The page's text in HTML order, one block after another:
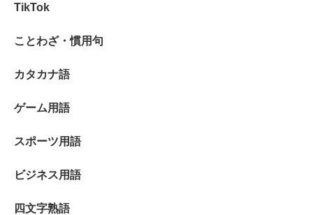
TikTok
ことわざ・慣用句
カタカナ語
ゲーム用語
スポーツ用語
ビジネス用語
四文字熟語